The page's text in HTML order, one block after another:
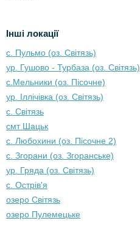
Інші локації
с. Пульмо (оз. Світязь)
ур. Гушово - Турбаза (оз. Світязь)
с.Мельники (оз. Пісочне)
ур. Іллічівка (оз. Світязь)
с. Світязь
смт Шацьк
с. Любохини (оз. Пісочне 2)
с. Згорани (оз. Згоранське)
ур. Гряда (оз. Світязь)
с. Острів'я
озеро Світязь
озеро Пулемецьке